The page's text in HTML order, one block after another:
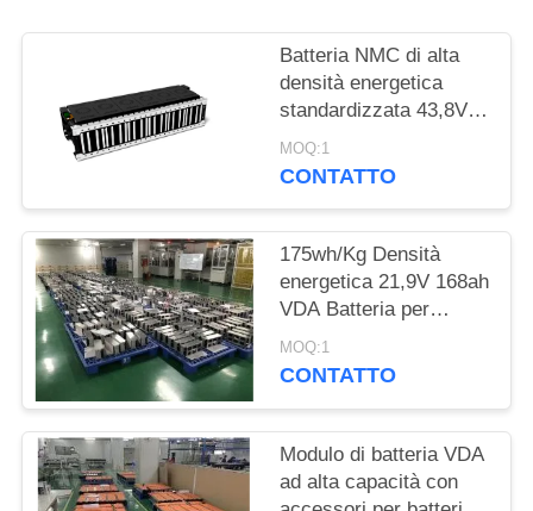
SITO
POLITICA
SULLA
Batteria NMC di alta
densità energetica
standardizzata 43,8V
128Ah per camion
industriali elettrici
MOQ:1
CONTATTO
175wh/Kg Densità
energetica 21,9V 168ah
VDA Batteria per
veicoli elettrici per
scooter elettrici
MOQ:1
CONTATTO
Modulo di batteria VDA
ad alta capacità con